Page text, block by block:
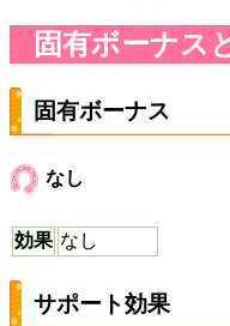
固有ボーナス
固有ボーナス
なし
効果 なし
サポート効果